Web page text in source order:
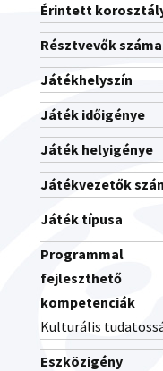
Érintett
Résztvevők száma
Játékhelyszín
Játék időigénye
Játék helyigénye
Játékvezetők
Játék típusa
Programmal
fejleszthető
kompetenciák
Kulturális
Eszközigény